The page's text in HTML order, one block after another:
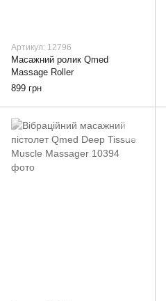
Артикул: 12796
Масажний ролик Qmed
Massage Roller
899 грн